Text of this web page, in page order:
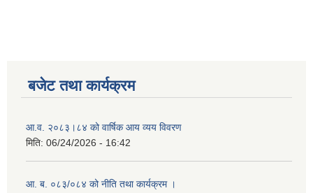
बजेट तथा कार्यक्रम
आ.व. २०८३।८४ को वार्षिक आय व्यय विवरण
मिति: 06/24/2026 - 16:42
आ. ब. ०८३/०८४ को नीति तथा कार्यक्रम ।